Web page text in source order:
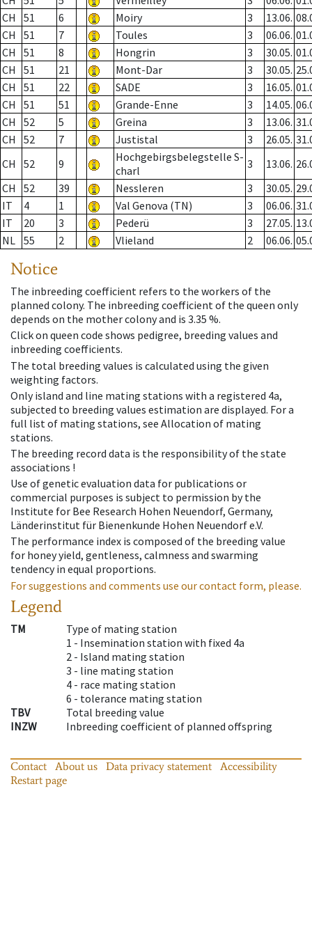
CH
51 6 Moiry 3 13.06.
CH
51 7 Toules 3 06.06.
CH
51 8 Hongrin 3 30.05.
CH
51 21 Mont-Dar 3 30.05.
CH
51 22 SADE 3 16.05.
CH
51 51 Grande-Enne 3 14.05.
CH
52 5 Greina 3 13.06.
CH
52 7 Justistal 3 26.05.
CH
52 9
Hochgebirgsbelegstelle S-
charl
3 13.06.
CH
52 39 Nessleren 3 30.05.
IT
4 1 Val Genova (TN) 3 06.06.
IT
20 3 Pederü 3 27.05.
NL 55 2 Vlieland 2 06.06.
Notice
The inbreeding coefficient refers to the workers of the
planned colony. The inbreeding coefficient of the queen only
depends on the mother colony and is 3.35 %.
Click on queen code shows pedigree, breeding values and
inbreeding coefficients.
The total breeding values is calculated using the given
weighting factors.
Only island and line mating stations with a registered 4a,
subjected to breeding values estimation are displayed. For a
full list of mating stations, see Allocation of mating
stations.
The breeding record data is the responsibility of the state
associations !
Use of genetic evaluation data for publications or
commercial purposes is subject to permission by the
Institute for Bee Research Hohen Neuendorf, Germany,
Länderinstitut für Bienenkunde Hohen Neuendorf e.V.
The performance index is composed of the breeding value
for honey yield, gentleness, calmness and swarming
tendency in equal proportions.
For suggestions and comments use our contact form, please.
Legend
TM
Type of mating station
1 - Insemination station with fixed 4a
2 - Island mating station
3 - line mating station
4 - race mating station
6 - tolerance mating station
TBV
Total breeding value
INZW
Inbreeding coefficient of planned offspring
Contact About us Data privacy statement
Accessibility
Restart page